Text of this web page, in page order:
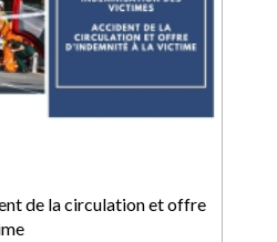
de la circulation et offre